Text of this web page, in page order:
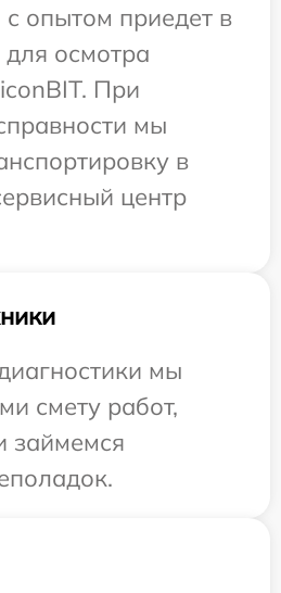
опытом приедет в
осмотра
При
мы
в
центр
мы
смету работ,
займемся